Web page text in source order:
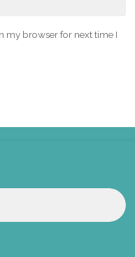
my browser for next time I